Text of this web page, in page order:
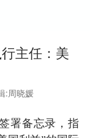
主任：美
:周晓媛
署备忘录，指